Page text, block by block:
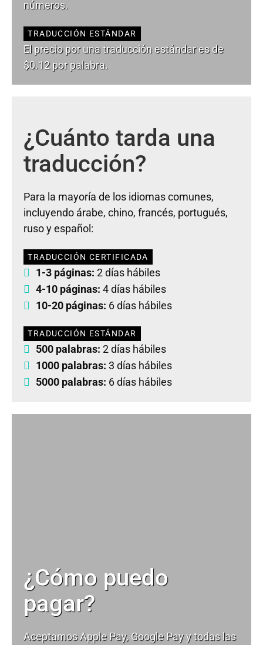
números.
TRADUCCIÓN ESTÁNDAR
El precio por una traducción estándar es de
$0.12 por palabra.
¿Cuánto tarda una
traducción?
Para la mayoría de los idiomas comunes,
incluyendo árabe, chino, francés, portugués,
ruso y español:
TRADUCCIÓN CERTIFICADA
1-3 páginas: 2 días hábiles
4-10 páginas: 4 días hábiles
10-20 páginas: 6 días hábiles
TRADUCCIÓN ESTÁNDAR
500 palabras: 2 días hábiles
1000 palabras: 3 días hábiles
5000 palabras: 6 días hábiles
¿Cómo puedo
pagar?
Aceptamos Apple Pay, Google Pay y todas las